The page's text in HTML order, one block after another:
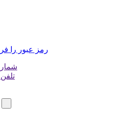
رمز عبور را
شماره
تلفن